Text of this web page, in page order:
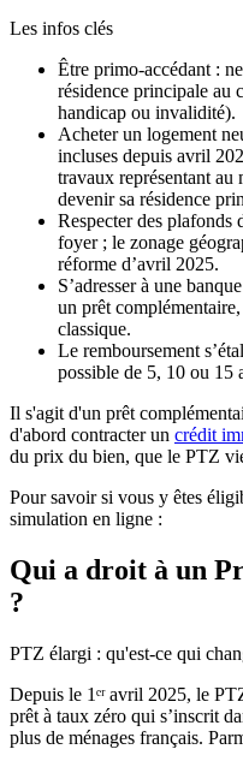
Les infos clés
Être primo-accédant :
résidence principale au
handicap ou invalidité).
Acheter un logement
incluses depuis avril
travaux représentant au
devenir sa résidence
Respecter des plafonds
foyer ; le zonage
réforme d’avril 2025.
S’adresser à une
un prêt
classique.
Le remboursement
possible de 5, 10 ou 15
Il s'agit d'un prêt
d'abord contracter un crédit
du prix du bien, que le PTZ
Pour savoir si vous y êtes
simulation en ligne :
Qui a droit à un
?
PTZ élargi : qu'est-ce qui
Depuis le 1ᵉʳ avril 2025, le
prêt à taux zéro qui s’inscrit
plus de ménages français.